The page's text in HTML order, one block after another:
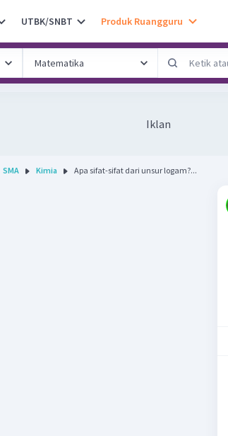
UTBK/SNBT Produk Ruangguru
Iklan
SMA Kimia Apa sifat-sifat dari unsur logam?...